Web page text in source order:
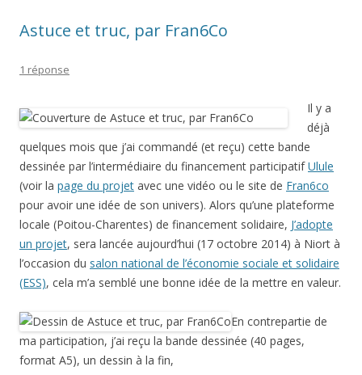
Astuce et truc, par Fran6Co
1 réponse
Il y a
déjà
quelques mois que j’ai commandé (et reçu) cette bande
dessinée par l’intermédiaire du financement participatifUlule
(voir la page du projet avec une vidéo ou le site de Fran6co
pour avoir une idée de son univers). Alors qu’une plateforme
locale (Poitou-Charentes) de financement solidaire, J’adopte
un projet, sera lancée aujourd’hui (17 octobre 2014) à Niort à
l’occasion du salon national de l’économie sociale et solidaire
(ESS), cela m’a semblé une bonne idée de la mettre en valeur.
En contrepartie de
ma participation, j’ai reçu la bande dessinée (40 pages,
format A5), un dessin à la fin,